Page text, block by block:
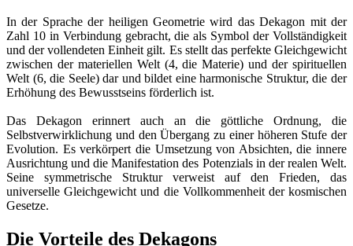
In der Sprache der heiligen Geometrie wird das Dekagon mit der
Zahl 10 in Verbindung gebracht, die als Symbol der Vollständigkeit
und der vollendeten Einheit gilt. Es stellt das perfekte Gleichgewicht
zwischen der materiellen Welt (4, die Materie) und der spirituellen
Welt (6, die Seele) dar und bildet eine harmonische Struktur, die der
Erhöhung des Bewusstseins förderlich ist.
Das Dekagon erinnert auch an die göttliche Ordnung, die
Selbstverwirklichung und den Übergang zu einer höheren Stufe der
Evolution. Es verkörpert die Umsetzung von Absichten, die innere
Ausrichtung und die Manifestation des Potenzials in der realen Welt.
Seine symmetrische Struktur verweist auf den Frieden, das
universelle Gleichgewicht und die Vollkommenheit der kosmischen
Gesetze.
Die Vorteile des Dekagons